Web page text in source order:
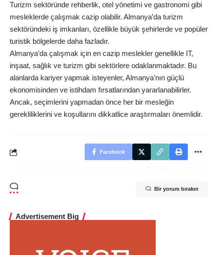
Turizm sektöründe rehberlik, otel yönetimi ve gastronomi gibi
mesleklerde çalışmak cazip olabilir. Almanya’da turizm
sektöründeki iş imkanları, özellikle büyük şehirlerde ve popüler
turistik bölgelerde daha fazladır.
Almanya’da çalışmak için en cazip meslekler genellikle IT,
inşaat, sağlık ve turizm gibi sektörlere odaklanmaktadır. Bu
alanlarda kariyer yapmak isteyenler, Almanya’nın güçlü
ekonomisinden ve istihdam fırsatlarından yararlanabilirler.
Ancak, seçimlerini yapmadan önce her bir mesleğin
gerekliliklerini ve koşullarını dikkatlice araştırmaları önemlidir.
Facebook
Bir yorum bırakın
Advertisement Big